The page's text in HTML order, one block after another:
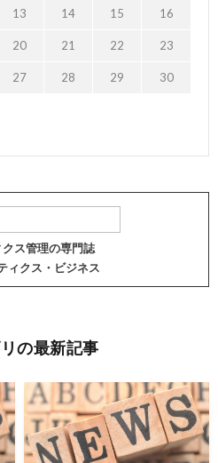
13 14 15 16
20 21 22 23
27 28 29 30
クス管理の専門誌
ィクス・ビジネス
の最新記事